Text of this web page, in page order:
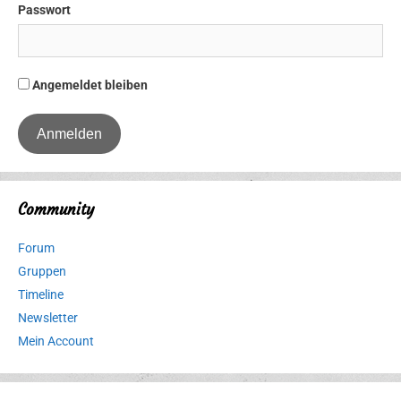
Passwort
Angemeldet bleiben
Community
Forum
Gruppen
Timeline
Newsletter
Mein Account